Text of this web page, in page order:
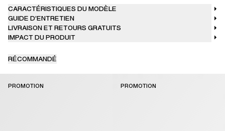
CARACTÉRISTIQUES DU MODÈLE
GUIDE D’ENTRETIEN
LIVRAISON ET RETOURS GRATUITS
IMPACT DU PRODUIT
RÉCOMMANDÉ
PROMOTION PROMOTION